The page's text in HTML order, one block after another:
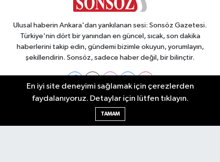
Ulusal haberin Ankara'dan yankılanan sesi: Sonsöz Gazetesi.
Türkiye'nin dört bir yanından en güncel, sıcak, son dakika
haberlerini takip edin, gündemi bizimle okuyun, yorumlayın,
şekillendirin. Sonsöz, sadece haber değil, bir bilinçtir.
Ankara Nöbetçi Eczaneler
En iyi site deneyimi sağlamak için çerezlerden
faydalanıyoruz. Detaylar için lütfen tıklayın.
TAMAM